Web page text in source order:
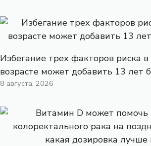
Избегание трех факторов риска
возрасте может добавить 13 лет
8 августа, 2026